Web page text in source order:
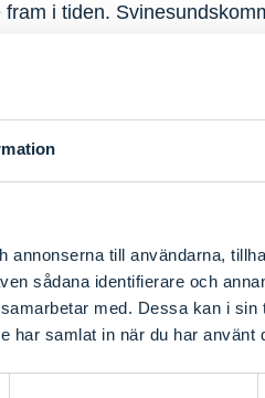
till användarna,
sådana identifierare och
med. Dessa kan i sin
har samlat in när du har använt
i tiden.
ska skapa
drivs av
finansieras av Interreg